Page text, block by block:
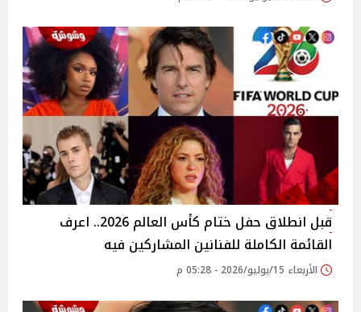
قبل انطلاق حفل ختام كأس العالم 2026.. اعرف
القائمة الكاملة للفنانين المشاركين فيه
الأربعاء 15/يوليو/2026 - 05:28 م